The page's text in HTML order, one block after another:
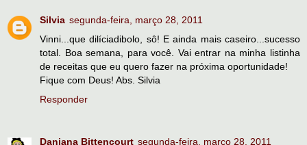
Silvia segunda-feira, março 28, 2011
Vinni...que dilíciadibolo, sô! E ainda mais caseiro...sucesso
total. Boa semana, para você. Vai entrar na minha listinha
de receitas que eu quero fazer na próxima oportunidade!
Fique com Deus! Abs. Silvia
Responder
Daniana Bittencourt segunda-feira, março 28, 2011